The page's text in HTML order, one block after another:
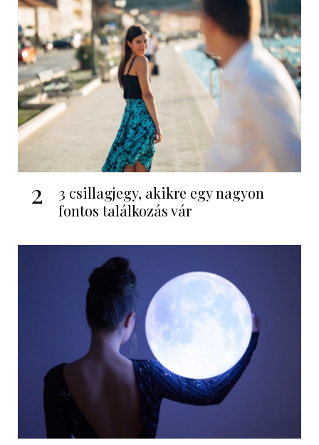
2
3 csillagjegy, akikre egy nagyon
fontos találkozás vár